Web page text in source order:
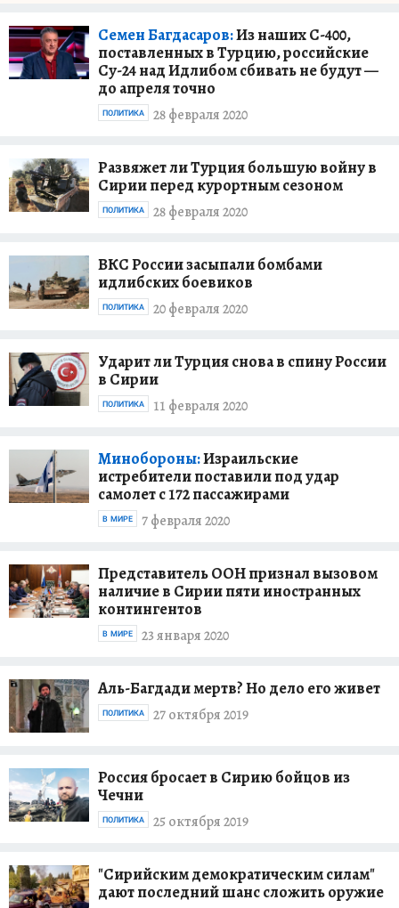
Семен Багдасаров:Из наших С-400,
поставленных в Турцию, российские
Су-24 над Идлибом сбивать не будут —
до апреля точно
28 февраля 2020
ПОЛИТИКА
Развяжет ли Турция большую войну в
Сирии перед курортным сезоном
28 февраля 2020
ПОЛИТИКА
ВКС России засыпали бомбами
идлибских боевиков
20 февраля 2020
ПОЛИТИКА
Ударит ли Турция снова в спину России
в Сирии
11 февраля 2020
ПОЛИТИКА
Минобороны:Израильские
истребители поставили под удар
самолет c 172 пассажирами
7 февраля 2020
В МИРЕ
Представитель ООН признал вызовом
наличие в Сирии пяти иностранных
контингентов
23 января 2020
В МИРЕ
Аль-Багдади мертв? Но дело его живет
27 октября 2019
ПОЛИТИКА
Россия бросает в Сирию бойцов из
Чечни
25 октября 2019
ПОЛИТИКА
"Сирийским демократическим силам"
дают последний шанс сложить оружие